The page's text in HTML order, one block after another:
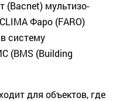
(Bacnet) мультизо­
Фаро (FARO)
систему
(BMS (Building
для объектов, где